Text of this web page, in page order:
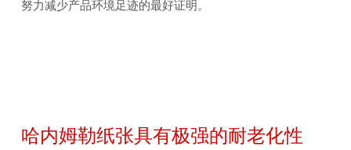
努力减少产品环境足迹的最好证明。
哈内姆勒纸张具有极强的耐老化性